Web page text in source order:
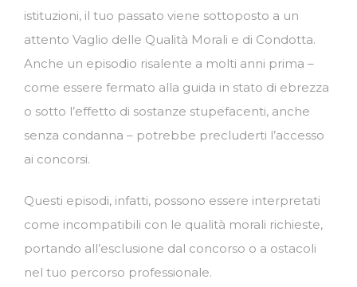
istituzioni, il tuo passato viene sottoposto a un
attento Vaglio delle Qualità Morali e di Condotta.
Anche un episodio risalente a molti anni prima –
come essere fermato alla guida in stato di ebrezza
o sotto l’effetto di sostanze stupefacenti, anche
senza condanna – potrebbe precluderti l’accesso
ai concorsi.
Questi episodi, infatti, possono essere interpretati
come incompatibili con le qualità morali richieste,
portando all’esclusione dal concorso o a ostacoli
nel tuo percorso professionale.